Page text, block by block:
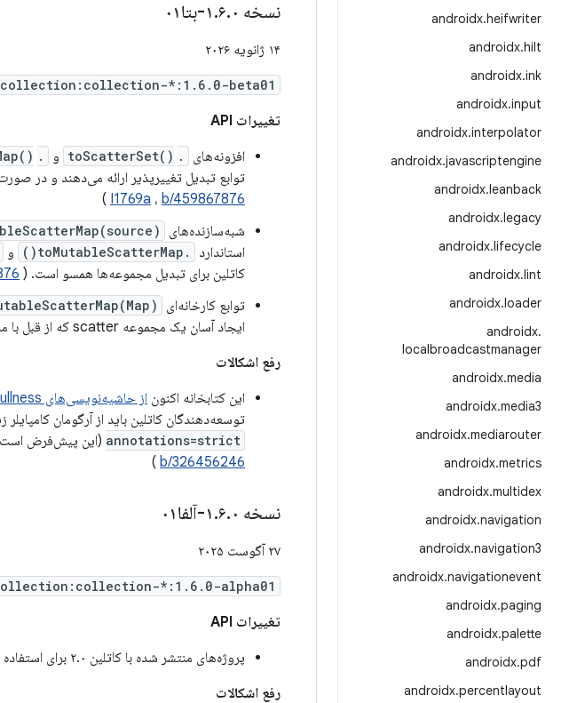
androidx.heifwriter
androidx.hilt
androidx.ink
androidx.input
androidx.interpolator
androidx.javascriptengine
androidx.leanback
androidx.legacy
androidx.lifecycle
androidx.lint
androidx.loader
androidx.
localbroadcastmanager
androidx.media
androidx.media3
androidx.mediarouter
androidx.metrics
androidx.multidex
androidx.navigation
androidx.navigation3
androidx.navigationevent
androidx.paging
androidx.palette
androidx.pdf
androidx.percentlayout
نسخه ۱ .۶.۰-بتا۰۱
۱۴ ژانویه ۲۰۲۶
*:1.6.0-beta01
تغییرات API
افزونه‌های
.toScatterSet()
.toScatterMap()
توابع تبدیل تغییرپذیر ارائه می‌دهند و در
I1769a ، b/459867876
)
شبه‌سازنده‌های
استاندارد
.toMutableScatterMap() و
کاتلین برای تبدیل مجموعه‌ها همسو است. (
توابع کارخانه‌ای
ایجاد آسان یک مجموعه scatter که از قبل با محتویات یک مجموعه موجود پر شده است، استفاده کنید. (
رفع اشکالات
این کتابخانه اکنون از حاشیه‌نویسی‌های nullness از نوع JSpecify
توسعه‌دهندگان کاتلین باید از آرگومان
annotations=strict (این پیش‌فرض است که از نسخه 2.1.0
b/326456246
)
نسخه ۱ .۶.۰-آلفا۰۱
۲۷ آگوست ۲۰۲۵
*:1.6.0-alpha01
تغییرات API
پروژه‌های منتشر شده با کاتلین ۲.۰ برای استفاده به KGP 2.0.0 یا جدیدتر نیاز دارند (
رفع اشکالات